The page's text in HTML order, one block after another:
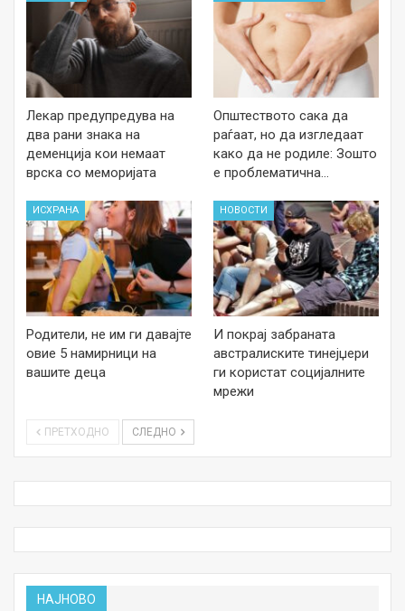
Лекар предупредува на
два рани знака на
деменција кои немаат
врска со меморијата
Општеството сака да
раѓаат, но да изгледаат
како да не родиле: Зошто
е проблематична…
ИСХРАНА
Родители, не им ги давајте
овие 5 намирници на
вашите деца
НОВОСТИ
И покрај забраната
австралиските тинејџери
ги користат социјалните
мрежи
ПРЕТХОДНО СЛЕДНО
НАЈНОВО